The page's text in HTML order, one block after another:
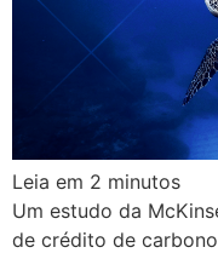
Leia em 2 minutos
Um estudo da
de crédito de